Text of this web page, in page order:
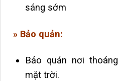
sáng sớm
» Bảo quản:
Bảo quản nơi
mặt trời.